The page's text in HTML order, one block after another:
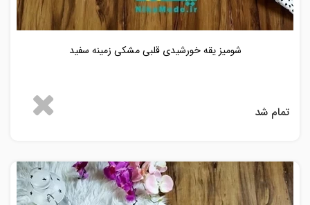
شومیز یقه خورشیدی قلبی مشکی زمینه سفید
تمام شد